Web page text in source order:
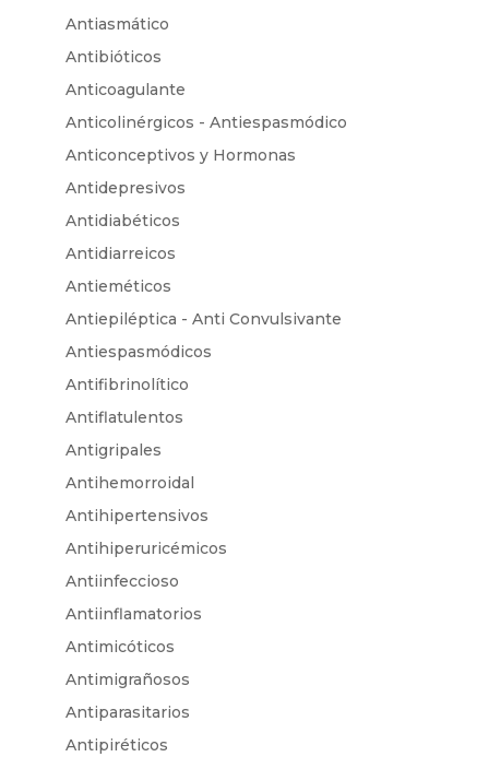
Antiasmático
Antibióticos
Anticoagulante
Anticolinérgicos - Antiespasmódico
Anticonceptivos y Hormonas
Antidepresivos
Antidiabéticos
Antidiarreicos
Antieméticos
Antiepiléptica - Anti Convulsivante
Antiespasmódicos
Antifibrinolítico
Antiflatulentos
Antigripales
Antihemorroidal
Antihipertensivos
Antihiperuricémicos
Antiinfeccioso
Antiinflamatorios
Antimicóticos
Antimigrañosos
Antiparasitarios
Antipiréticos